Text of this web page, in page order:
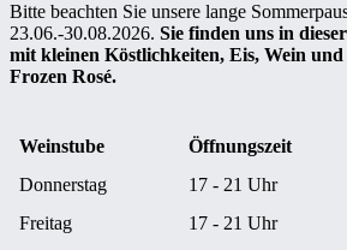
Bitte beachten Sie unsere lange
23.06.-30.08.2026. Sie finden uns in
mit kleinen Köstlichkeiten, Eis, Wein
Frozen Rosé.
Weinstube
Öffnungszeit
Donnerstag
17 - 21 Uhr
Freitag
17 - 21 Uhr